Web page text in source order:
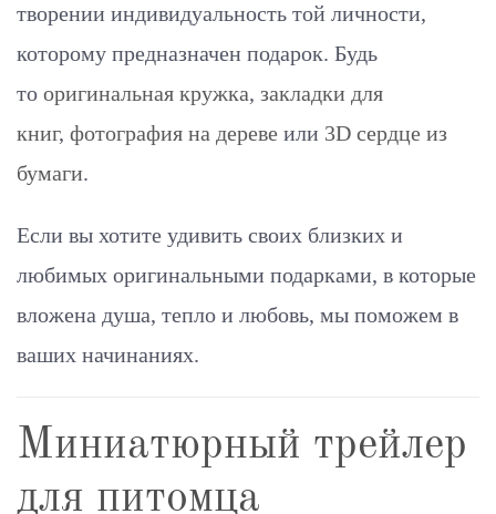
творении индивидуальность той личности,
которому предназначен подарок. Будь
то оригинальная кружка, закладки для
книг, фотография на дереве или 3D сердце из
бумаги.
Если вы хотите удивить своих близких и
любимых оригинальными подарками, в которые
вложена душа, тепло и любовь, мы поможем в
ваших начинаниях.
Миниатюрный трейлер
для питомца